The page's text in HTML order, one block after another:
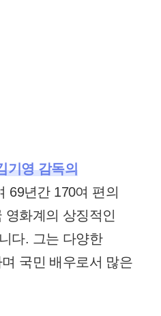
기영 감독의
69년간 170여 편의
영화계의 상징적인
다. 그는 다양한
국민 배우로서 많은